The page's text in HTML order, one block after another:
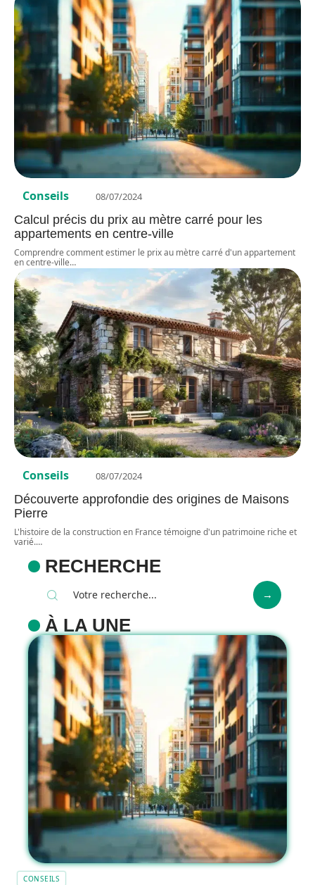
Conseils 08/07/2024
Calcul précis du prix au mètre carré pour les
appartements en centre-ville
Comprendre comment estimer le prix au mètre carré d'un appartement
en centre-ville…
Conseils 08/07/2024
Découverte approfondie des origines de Maisons
Pierre
L'histoire de la construction en France témoigne d'un patrimoine riche et
varié.…
RECHERCHE
À LA UNE
CONSEILS